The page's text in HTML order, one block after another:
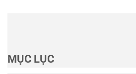
MỤC LỤC